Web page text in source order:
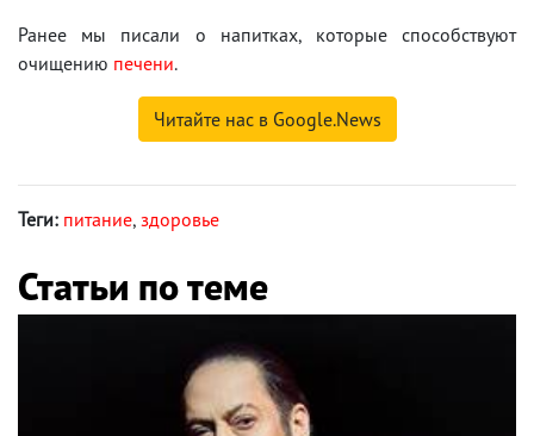
Ранее мы писали о напитках, которые способствуют
очищению печени.
Читайте нас в Google.News
Теги: питание, здоровье
Статьи по теме